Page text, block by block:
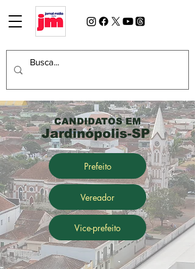
Prefeito
Vereador
Vice-prefeito
CANDIDATOS EM
Jardinópolis-SP